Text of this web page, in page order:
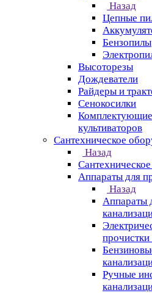
Назад
Цепные
Бензопилы
Высоторезы
Дождеватели
Райдеры и
Сенокосилки
культиваторов
Сантехническое
Назад
Аппараты для
Назад
Аппараты
прочистки
Ручные